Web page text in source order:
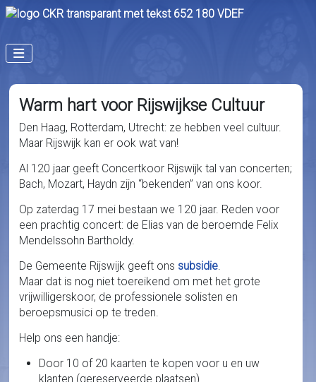
Warm hart voor Rijswijkse Cultuur
Den Haag, Rotterdam, Utrecht: ze hebben veel cultuur.
Maar Rijswijk kan er ook wat van!
Al 120 jaar geeft Concertkoor Rijswijk tal van concerten;
Bach, Mozart, Haydn zijn “bekenden” van ons koor.
Op zaterdag 17 mei bestaan we 120 jaar. Reden voor
een prachtig concert: de Elias van de beroemde Felix
Mendelssohn Bartholdy.
De Gemeente Rijswijk geeft ons subsidie.
Maar dat is nog niet toereikend om met het grote
vrijwilligerskoor, de professionele solisten en
beroepsmusici op te treden.
Help ons een handje:
Door 10 of 20 kaarten te kopen voor u en uw
klanten (gereserveerde plaatsen)....